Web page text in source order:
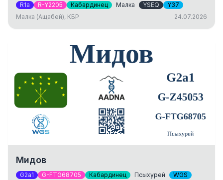
R1a R-Y2205 Кабардинец Малка YSEQ
Y37
Малка (Ащабей), КБР
24.07.2026
Мидов
G2a1 G-FTG68705 Кабардинец Псыхурей
WGS